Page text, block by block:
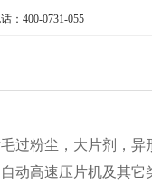
：400-0731-055
过粉尘，大片剂，异
动高速压片机及其它